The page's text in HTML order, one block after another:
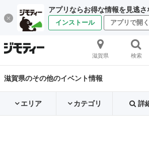
アプリならお得な情報を見逃さ
インストール アプリで開く
滋賀県 検索
滋賀県のその他のイベント情報
エリア カテゴリ 詳